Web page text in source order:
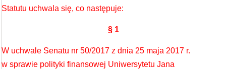
Statutu uchwala się, co następuje:
§ 1
W uchwale Senatu nr 50/2017 z dnia 25 maja 2017 r.
w sprawie polityki finansowej Uniwersytetu Jana